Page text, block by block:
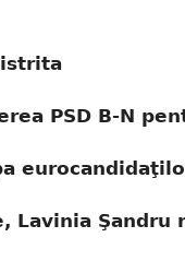
PSD B-N
Lavinia Şandru